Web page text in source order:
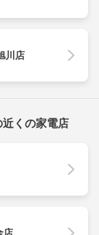
川店
くの家電店